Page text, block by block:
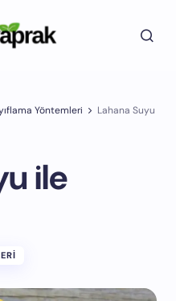
Yöntemleri
Lahana Suyu
ile